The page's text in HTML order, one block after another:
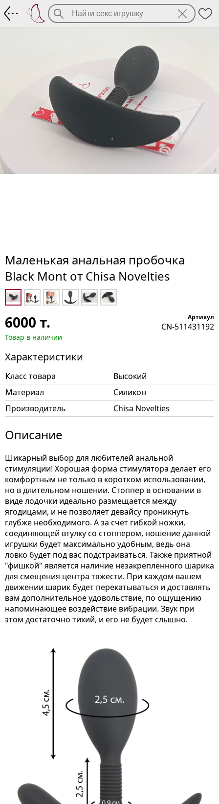
Маленькая анальная пробочка
Black Mont от Chisa Novelties
6000 т.
Товар в наличии
Артикул
CN-511431192
Характеристики
Класс товара
Высокий
Материал
Силикон
Производитель
Chisa Novelties
Описание
Шикарный выбор для любителей анальной
стимуляции! Хорошая форма стимулятора делает его
комфортным не только в коротком использовании,
но в длительном ношении. Стоппер в основании в
виде лодочки идеально размещается между
ягодицами, и не позволяет девайсу проникнуть
глубже необходимого. А за счет гибкой ножки,
соединяющей втулку со стоппером, ношение данной
игрушки будет максимально удобным, ведь она
ловко будет под вас подстраиваться. Также приятной
"фишкой" является наличие незакреплённого шарика
для смещения центра тяжести. При каждом вашем
движении шарик будет перекатываться и доставлять
вам дополнительное удовольствие, по ощущению
напоминающее воздействие вибрации. Звук при
этом достаточно тихий, и его не будет слышно.
Маленькая анальная пробочка Black